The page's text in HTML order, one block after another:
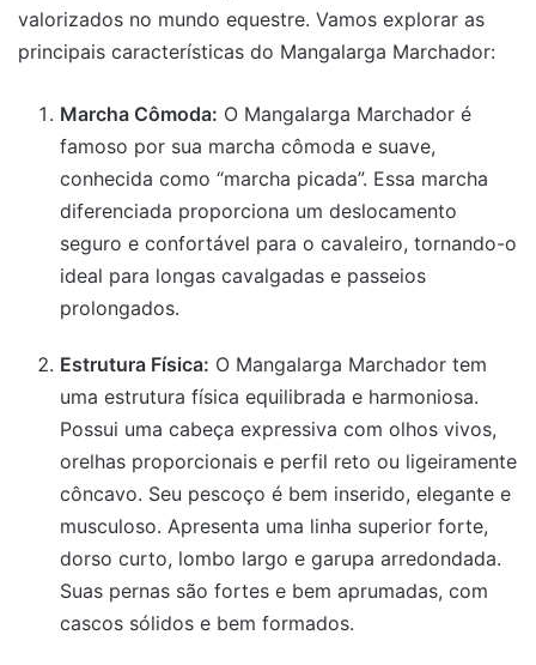
valorizados no mundo equestre. Vamos explorar as
principais características do Mangalarga Marchador:
Marcha Cômoda: O Mangalarga Marchador é
famoso por sua marcha cômoda e suave,
conhecida como “marcha picada”. Essa marcha
diferenciada proporciona um deslocamento
seguro e confortável para o cavaleiro, tornando-o
ideal para longas cavalgadas e passeios
prolongados.
Estrutura Física: O Mangalarga Marchador tem
uma estrutura física equilibrada e harmoniosa.
Possui uma cabeça expressiva com olhos vivos,
orelhas proporcionais e perfil reto ou ligeiramente
côncavo. Seu pescoço é bem inserido, elegante e
musculoso. Apresenta uma linha superior forte,
dorso curto, lombo largo e garupa arredondada.
Suas pernas são fortes e bem aprumadas, com
cascos sólidos e bem formados.